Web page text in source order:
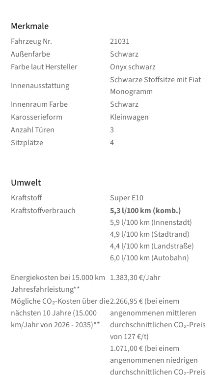
Merkmale
Fahrzeug Nr.
21031
Außenfarbe
Schwarz
Farbe laut Hersteller
Onyx schwarz
Innenausstattung
Schwarze Stoffsitze mit Fiat
Monogramm
Innenraum Farbe
Schwarz
Karosserieform
Kleinwagen
Anzahl Türen
3
Sitzplätze
4
Umwelt
Kraftstoff
Super E10
Kraftstoffverbrauch
5,3l/100 km (komb.)
5,9l/100 km (Innenstadt)
4,9l/100 km (Stadtrand)
4,4l/100 km (Landstraße)
6,0l/100 km (Autobahn)
Energiekosten bei 15.000 km
Jahresfahrleistung**
1.383,30 €/Jahr
Mögliche CO₂-Kosten über die
nächsten 10 Jahre (15.000
km/Jahr von 2026 - 2035)**
2.266,95 € (bei einem
angenommenen mittleren
durchschnittlichen CO₂-Preis
von 127 €/t)
1.071,00 € (bei einem
angenommenen niedrigen
durchschnittlichen CO₂-Preis